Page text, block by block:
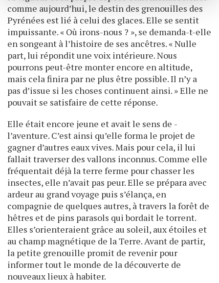
avec d'autres informations que vous leur avez fournies
ou qu'ils ont collectées lors de votre utilisation de leurs
services.
comme aujourd’hui, le destin des grenouilles des
Pyrénées est lié à celui des glaces. Elle se sentit
impuissante. « Où irons-nous ? », se demanda-t-elle
en songeant à l’histoire de ses ancêtres. « Nulle
part, lui répondit une voix intérieure. Nous
pourrons peut-être monter encore en altitude,
mais cela finira par ne plus être possible. Il n’y a
pas d’issue si les choses continuent ainsi. » Elle ne
pouvait se satisfaire de cette réponse.
Elle était encore jeune et avait le sens de ­
l’aventure. C’est ainsi qu’elle forma le projet de
gagner d’autres eaux vives. Mais pour cela, il lui
fallait traverser des vallons inconnus. Comme elle
fréquentait déjà la terre ferme pour chasser les
insectes, elle n’avait pas peur. Elle se prépara avec
ardeur au grand voyage puis s’élança, en
compagnie de quelques autres, à travers la forêt de
hêtres et de pins parasols qui bordait le torrent.
Elles s’orienteraient grâce au soleil, aux étoiles et
au champ magnétique de la Terre. Avant de partir,
la petite grenouille promit de revenir pour
informer tout le monde de la découverte de
nouveaux lieux à habiter.